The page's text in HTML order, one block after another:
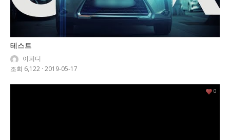
테스트
이피디
조회 6,122 · 2019-05-17
0